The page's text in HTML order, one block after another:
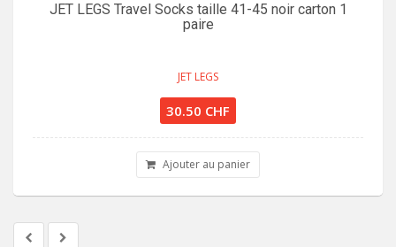
JET LEGS Travel Socks taille 41-45 noir carton 1
paire
JET LEGS
30.50 CHF
Ajouter au panier